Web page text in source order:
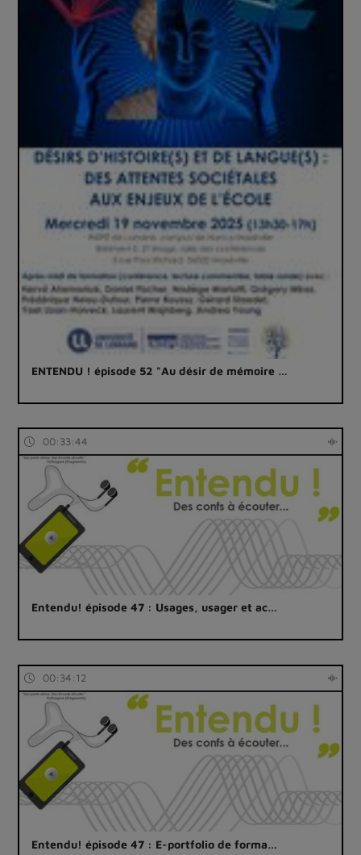
ENTENDU ! épisode 52 "Au désir de mémoire …
00:33:44
Entendu! épisode 47 : Usages, usager et ac…
00:34:12
Entendu! épisode 47 : E-portfolio de forma…